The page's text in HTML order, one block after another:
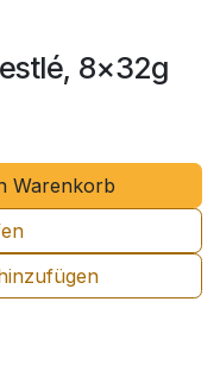
8x32g
Warenkorb